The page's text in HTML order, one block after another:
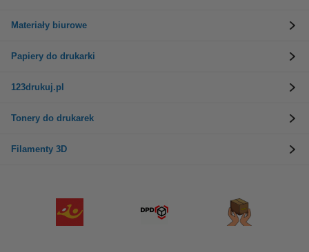
Materiały biurowe
Papiery do drukarki
123drukuj.pl
Tonery do drukarek
Filamenty 3D